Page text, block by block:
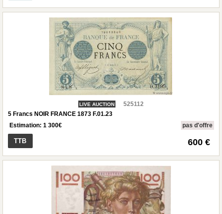
LIVE AUCTION
525112
5 Francs NOIR FRANCE 1873 F.01.23
Estimation: 1 300€ pas d'offre
TTB 600 €